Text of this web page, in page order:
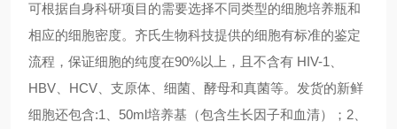
可根据自身科研项目的需要选择不同类型的细胞培养瓶和
相应的细胞密度。齐氏生物科技提供的细胞有标准的鉴定
流程，保证细胞的纯度在90%以上，且不含有 HIV-1、
HBV、HCV、支原体、细菌、酵母和真菌等。发货的新鲜
细胞还包含:1、50ml培养基（包含生长因子和血清）；2、